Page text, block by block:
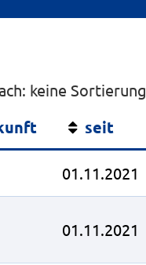
keine Sortierung
seit
01.11.2021
01.11.2021